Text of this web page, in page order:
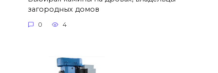
загородных домов
0 4